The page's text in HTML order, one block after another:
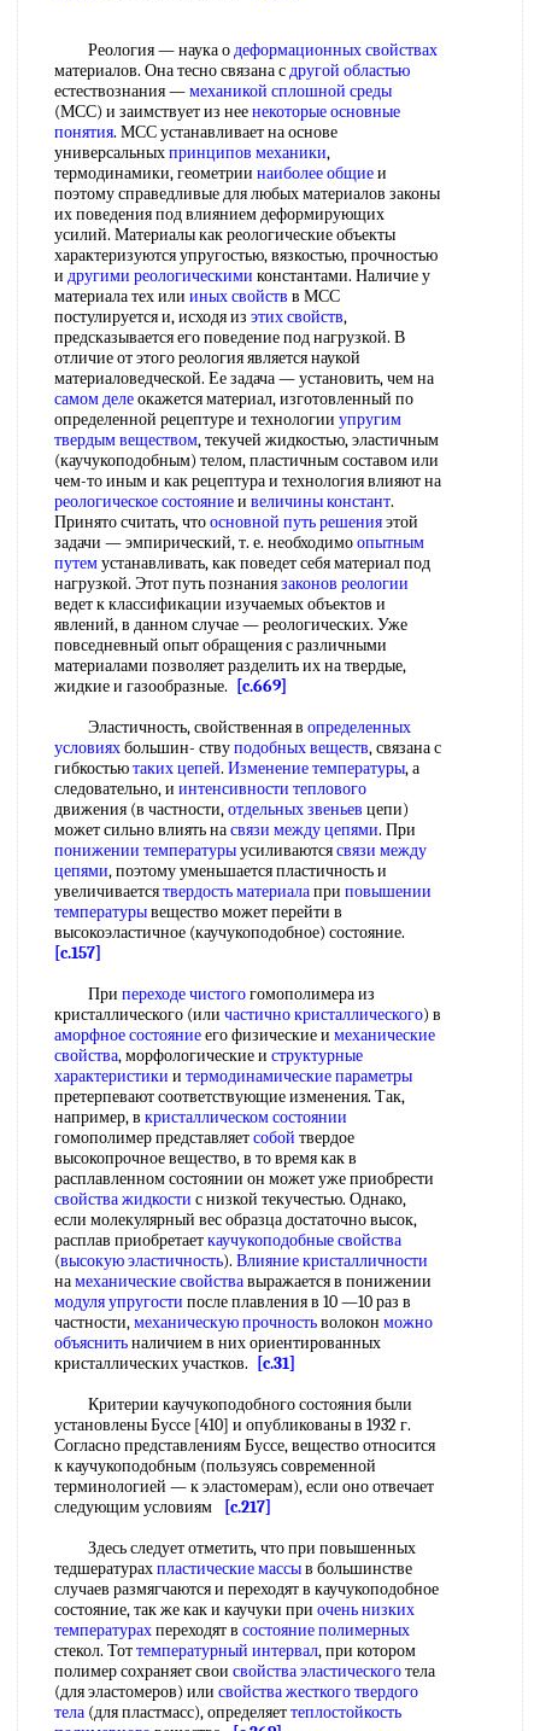
Реология — наука одеформационных свойствах
материалов. Она тесно связана сдругой областью
естествознания —механикой сплошной среды
(МСС) и заимствует из неенекоторые основные
понятия. МСС устанавливает на основе
универсальныхпринципов механики,
термодинамики, геометрии наиболее общиеи
поэтому справедливые для любых материалов законы
их поведения под влиянием деформирующих
усилий. Материалы как реологические объекты
характеризуются упругостью, вязкостью, прочностью
и другими реологическими константами. Наличие у
материала тех или иных свойств в МСС
постулируется и, исходя из этих свойств,
предсказывается его поведение под нагрузкой. В
отличие от этого реология является наукой
материаловедческой. Ее задача — установить, чем на
самом делеокажется материал, изготовленный по
определенной рецептуре и технологии упругим
твердым веществом, текучей жидкостью, эластичным
(каучукоподобным) телом, пластичным составом или
чем-то иным и как рецептура и технология влияют на
реологическое состояниеи величины констант.
Принято считать, чтоосновной путь решенияэтой
задачи — эмпирический, т. е. необходимоопытным
путемустанавливать, как поведет себя материал под
нагрузкой. Этот путь познаниязаконов реологии
ведет к классификации изучаемых объектов и
явлений, в данном случае — реологических. Уже
повседневный опыт обращения с различными
материалами позволяет разделить их на твердые,
жидкие и газообразные.
[c.669]
Эластичность, свойственная в определенных
условияхбольшин- ствуподобных веществ, связана с
гибкостьютаких цепей. Изменение температуры, а
следовательно, и интенсивности теплового
движения (в частности,отдельных звеньев цепи)
может сильно влиять насвязи между цепями. При
понижении температурыусиливаютсясвязи между
цепями, поэтому уменьшается пластичность и
увеличиваетсятвердость материалапри повышении
температурывещество может перейти в
высокоэластичное (каучукоподобное) состояние.
[c.157]
При переходе чистогогомополимера из
кристаллического (или частично кристаллического) в
аморфное состояниеего физические и механические
свойства, морфологические и структурные
характеристики и термодинамические параметры
претерпевают соответствующие изменения. Так,
например, в кристаллическом состоянии
гомополимер представляетсобой твердое
высокопрочное вещество, в то время как в
расплавленном состоянии он может уже приобрести
свойства жидкости с низкой текучестью. Однако,
если молекулярный вес образца достаточно высок,
расплав приобретаеткаучукоподобные свойства
(высокую эластичность). Влияние кристалличности
намеханические свойствавыражается в понижении
модуля упругости после плавления в 10 —10 раз в
частности,механическую прочностьволокон можно
объяснитьналичием в них ориентированных
кристаллических участков.
[c.31]
Критерии каучукоподобного состояния были
установлены Буссе [410] и опубликованы в 1932 г.
Согласно представлениям Буссе, вещество относится
к каучукоподобным (пользуясь современной
терминологией — к эластомерам), если оно отвечает
следующим условиям
[c.217]
Здесь следует отметить, что при повышенных
тедшературахпластические массыв большинстве
случаев размягчаются и переходят в каучукоподобное
состояние, так же как и каучуки при очень низких
температурахпереходят в состояние полимерных
стекол. Тоттемпературный интервал, при котором
полимер сохраняет свои свойства эластическоготела
(для эластомеров) или свойства жесткоготвердого
тела (для пластмасс), определяеттеплостойкость